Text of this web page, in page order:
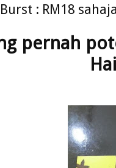
: RM18
pernah